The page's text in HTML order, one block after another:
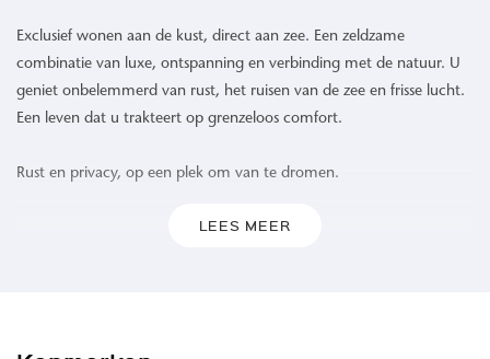
Exclusief wonen aan de kust, direct aan zee. Een zeldzame
combinatie van luxe, ontspanning en verbinding met de natuur. U
geniet onbelemmerd van rust, het ruisen van de zee en frisse lucht.
Een leven dat u trakteert op grenzeloos comfort.
Rust en privacy, op een plek om van te dromen.
LEES MEER